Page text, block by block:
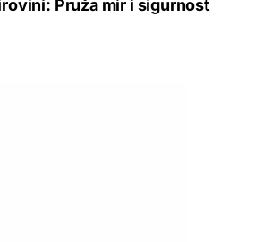
Pruža mir i sigurnost